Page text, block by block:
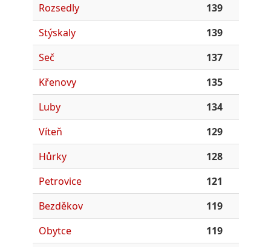
Rozsedly
139
Stýskaly
139
Seč
137
Křenovy
135
Luby
134
Víteň
129
Hůrky
128
Petrovice
121
Bezděkov
119
Obytce
119